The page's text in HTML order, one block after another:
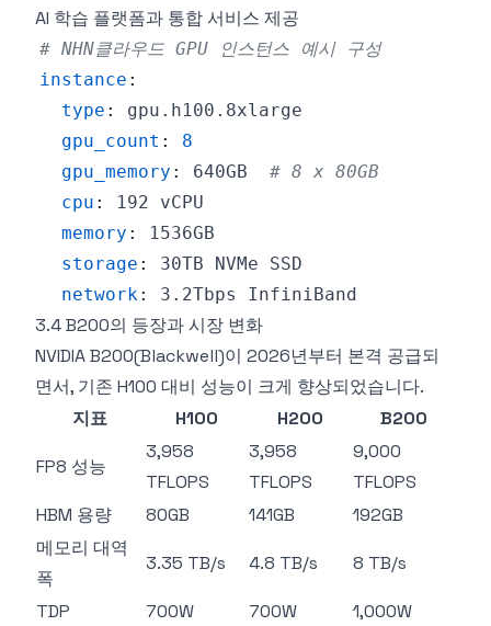
AI 학습 플랫폼과 통합 서비스 제공
# NHN클라우드 GPU 인스턴스 예시 구성
instance :
type :
gpu_count :
8
gpu_memory : 640GB # 8 x 80GB
cpu :
memory :
storage :
network:
3.4 B200의 등장과 시장 변화
NVIDIA B200(Blackwell)이 2026년부터 본격 공급되
면서, 기존 H100 대비 성능이 크게 향상되었습니다.
지표
H100 H200 B200
FP8 성능
3,958
TFLOPS
3,958
TFLOPS
9,000
TFLOPS
HBM 용량
80GB 141GB
192GB
메모리 대역
폭
3.35 TB/s 4.8 TB/s 8 TB/s
TDP 700W 700W
1,000W